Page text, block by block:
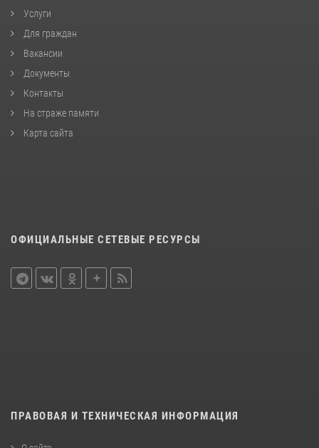
Услуги
Для граждан
Вакансии
Документы
Контакты
На страже памяти
Карта сайта
ОФИЦИАЛЬНЫЕ СЕТЕВЫЕ РЕСУРСЫ
ПРАВОВАЯ И ТЕХНИЧЕСКАЯ ИНФОРМАЦИЯ